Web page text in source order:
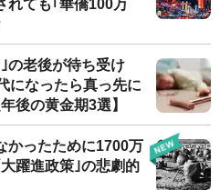
れても｢華僑100万
老後が待ち受け
になったら真っ先に
後の黄金期3選】
かったために1700万
躍進政策｣の悲劇的